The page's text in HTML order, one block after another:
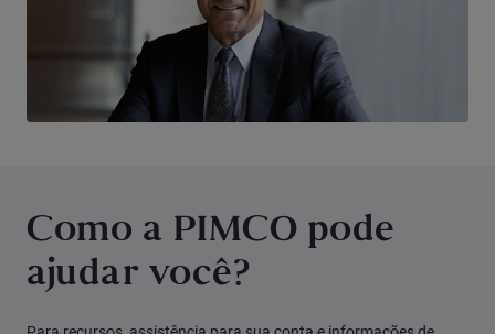
Como a PIMCO pode
ajudar você?